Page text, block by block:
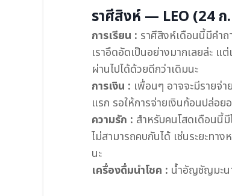
ราศีสิงห์ — LEO (24
การเรียน : ราศีสิงห์เดือนนี้มีคำ
เราอึดอัดเป็นอย่างมากเลยล่ะ
ผ่านไปได้ด้วยดีกว่าเดิมนะ
การเงิน : เพื่อนๆ อาจจะมีรายจ่
แรก รอให้การจ่ายเงินก้อนปล่อย
ความรัก : สำหรับคนโสดเดือนนี้
ไม่สามารถคบกันได้ เช่นระยะท
นะ
เครื่องดื่มนำโชค : น้ำอัญชัญมะน